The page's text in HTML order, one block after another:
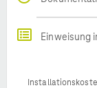
Einweisung